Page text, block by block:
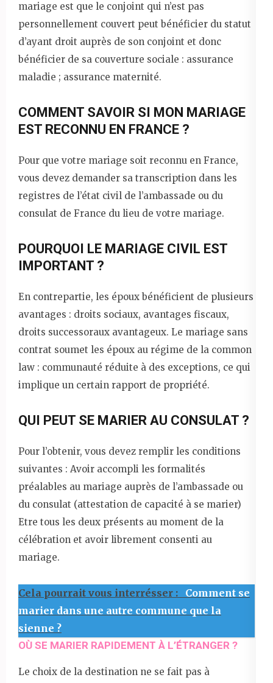
mariage est que le conjoint qui n’est pas
personnellement couvert peut bénéficier du statut
d’ayant droit auprès de son conjoint et donc
bénéficier de sa couverture sociale : assurance
maladie ; assurance maternité.
COMMENT SAVOIR SI MON MARIAGE
EST RECONNU EN FRANCE ?
Pour que votre mariage soit reconnu en France,
vous devez demander sa transcription dans les
registres de l’état civil de l’ambassade ou du
consulat de France du lieu de votre mariage.
POURQUOI LE MARIAGE CIVIL EST
IMPORTANT ?
En contrepartie, les époux bénéficient de plusieurs
avantages : droits sociaux, avantages fiscaux,
droits successoraux avantageux. Le mariage sans
contrat soumet les époux au régime de la common
law : communauté réduite à des exceptions, ce qui
implique un certain rapport de propriété.
QUI PEUT SE MARIER AU CONSULAT ?
Pour l’obtenir, vous devez remplir les conditions
suivantes : Avoir accompli les formalités
préalables au mariage auprès de l’ambassade ou
du consulat (attestation de capacité à se marier)
Etre tous les deux présents au moment de la
célébration et avoir librement consenti au
mariage.
Cela pourrait vous interrésser :
Comment se
marier dans une autre commune que la
sienne ?
OÙ SE MARIER RAPIDEMENT À L’ÉTRANGER ?
Le choix de la destination ne se fait pas à